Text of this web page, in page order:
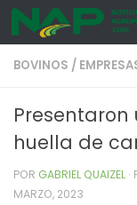
Skip to content
BOVINOS /
Presentaron
huella de
POR GABRIEL QUAIZEL ·
MARZO, 2023